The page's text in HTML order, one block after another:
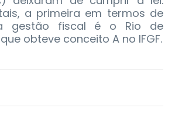
a primeira em termos de
gestão fiscal é o Rio de
obteve conceito A no IFGF.